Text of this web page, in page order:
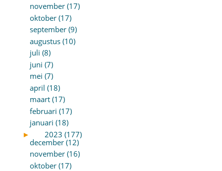
november (17)
oktober (17)
september (9)
augustus (10)
juli (8)
juni (7)
mei (7)
april (18)
maart (17)
februari (17)
januari (18)
►
2023 (177)
december (12)
november (16)
oktober (17)